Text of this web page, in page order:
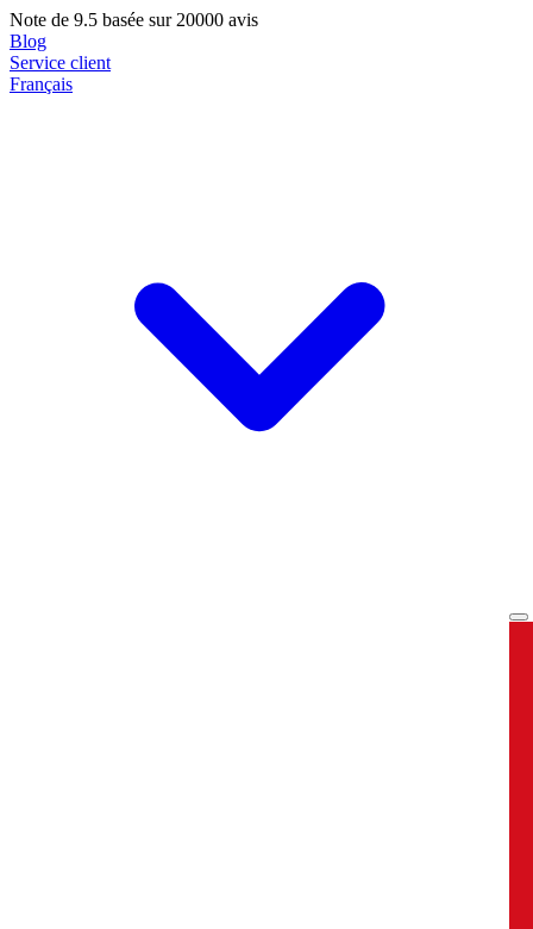
Note de 9.5 basée sur 20000 avis
Blog
Service client
Français